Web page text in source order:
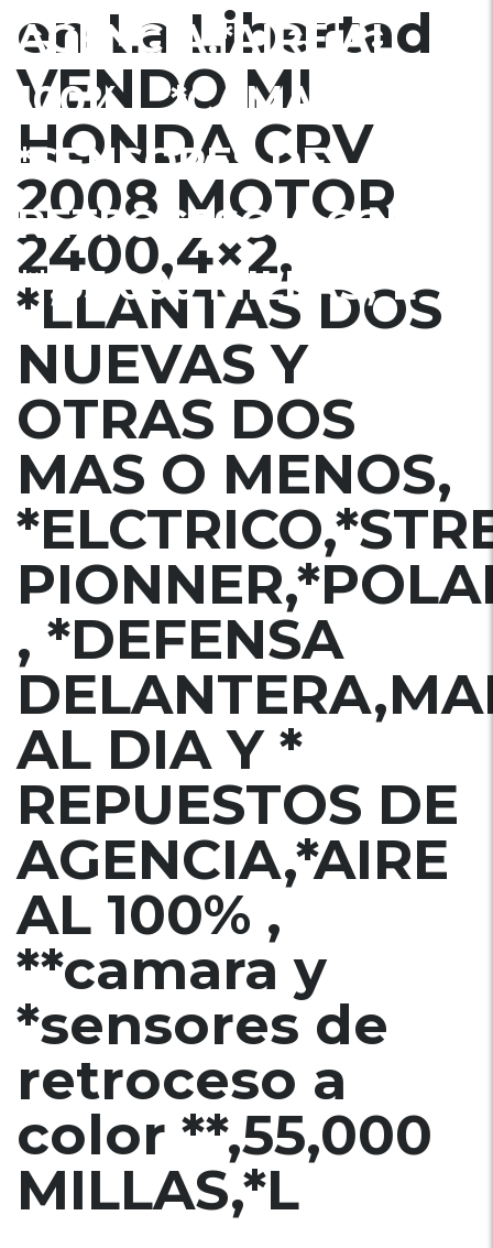
AGENCIA,*AIRE AL
100% , **CAMARA Y
*SENSORES DE
RETROCESO A COLOR
**,55,000 MILLAS,*L
en La Libertad
VENDO MI
HONDA CRV
2008 MOTOR
2400,4×2,
*LLANTAS DOS
NUEVAS Y
OTRAS DOS
MAS O MENOS,
, *DEFENSA
AL DIA Y *
REPUESTOS DE
AGENCIA,*AIRE
AL 100% ,
**camara y
*sensores de
retroceso a
color **,55,000
MILLAS,*L